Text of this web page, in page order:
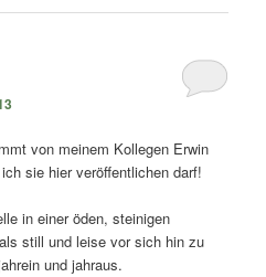
von meinem Kollegen Erwin
sie hier veröffentlichen darf!
in einer öden, steinigen
still und leise vor sich hin zu
und jahraus.